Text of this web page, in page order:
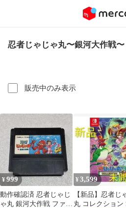
忍者じゃじゃ丸〜銀河大作戦
販売中のみ表示
¥999
動作確認済 忍者じゃじ
ゃ丸 銀河大作戦 ファミ
¥ 3,599
【新品】忍者じ
丸 コレクション